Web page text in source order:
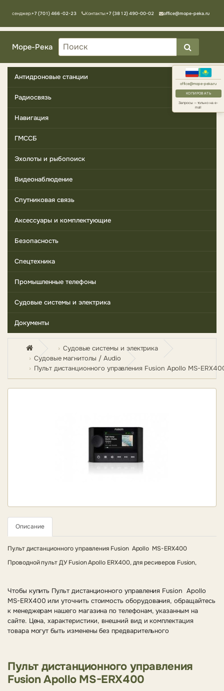
office@mope-peka.ru
КОПИРОВАТЬ
Запросы — только на e-
mail
Мессенджер:+7 (701) 466-02-23 Контакты:+7 (3812) 490-00-02 office@mope-peka.ru
Море-Река
Антидроновые станции
Радиосвязь
Навигация
ГМССБ
Эхолоты и рыбопоиск
Видеонаблюдение
Спутниковая связь
Аксессуары и комплектующие
Безопасность
Спецтехника
Промышленные телефоны
Судовые системы и электрика
Документы
Судовые системы и электрика
Судовые магнитолы / Audio
Пульт дистанционного управления Fusion Apollo MS-
Описание
Пульт дистанционного управления Fusion Apollo MS-ERX400
Проводной пульт ДУ Fusion Apollo ERX400, для ресиверов Fusion,
Чтобы купить Пульт дистанционного управления Fusion Apollo
MS-ERX400 или уточнить стоимость оборудования, обращайтесь
к менеджерам нашего магазина по телефонам, указанным на
сайте. Цена, характеристики, внешний вид и комплектация
товара могут быть изменены без предварительного
Пульт дистанционного управления
Fusion Apollo MS-ERX400